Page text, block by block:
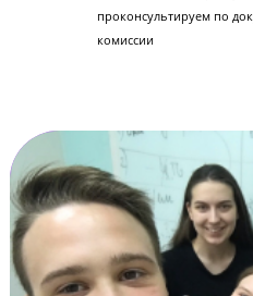
Отработка
Эксперты ЕГЭ научат
решение заданий в
ни единого балла.
часть экзамена по